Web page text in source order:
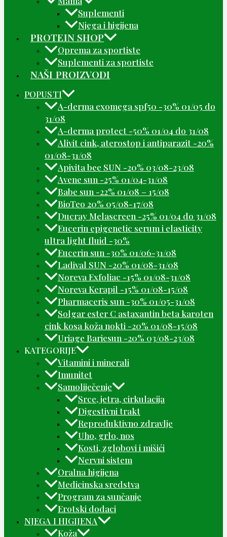
Suplementi
Njega i higijena
PROTEIN SHOP
Oprema za sportiste
Suplementi za sportiste
NAŠI PROIZVODI
POPUSTI
A-derma exomega spf50 -30% 01/05 do
31/08
A-derma protect -50% 01/04 do 31/08
Alivit cink, aterostop i antiparazit -20%
01/08-31/08
Apivita bee SUN -20% 03/08-23/08
Avene sun -25% 01/04-31/08
Babe sun -22% 01/08 – 15/08
BioTeo 20% 05/08-17/08
Ducray Melascreen -25% 01/04 do 31/08
Eucerin epigenetic serum i elasticity
ultra light fluid -30%
Eucerin sun -30% 01/06-31/08
Ladival SUN -20% 01/08-31/08
Noreva Exfoliac -15% 01/08-31/08
Noreva Kerapil -15% 01/08-15/08
Pharmaceris sun -30% 01/05-31/08
Solgar ester C astaxantin beta karoten
cink kosa koža nokti -20% 01/08-15/08
Uriage Bariesun -20% 03/08-23/08
KATEGORIJE
Vitamini i minerali
Imunitet
Samoliječenje
Srce, jetra, cirkulacija
Digestivni trakt
Reproduktivno zdravlje
Uho, grlo, nos
Kosti, zglobovi i mišići
Nervni sistem
Oralna higijena
Medicinska sredstva
Program za sunčanje
Erotski dodaci
NJEGA I HIGIJENA
Koža